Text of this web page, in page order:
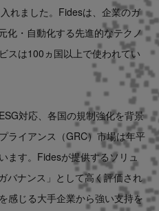
れました。Fidesは、企業のガ
化・自動化する先進的なテクノ
スは100ヵ国以上で使われてい
対応、各国の規制強化を背景
ライアンス（GRC）市場は年平
ます。Fidesが提供するソリュ
バナンス」として高く評価され
感じる大手企業から強い支持を